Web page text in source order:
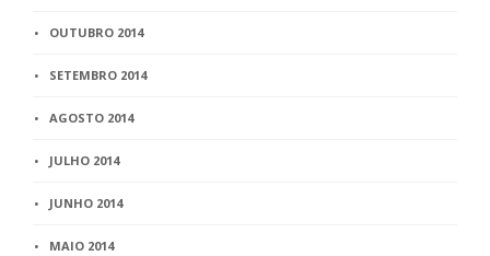
OUTUBRO 2014
SETEMBRO 2014
AGOSTO 2014
JULHO 2014
JUNHO 2014
MAIO 2014